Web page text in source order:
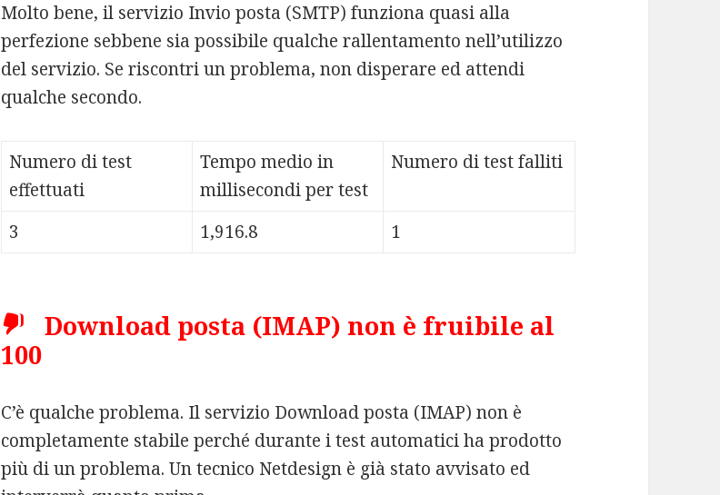
Molto bene, il servizio Invio posta (SMTP) funziona quasi alla
perfezione sebbene sia possibile qualche rallentamento nell’utilizzo
del servizio. Se riscontri un problema, non disperare ed attendi
qualche secondo.
Numero di test
effettuati
Tempo medio in
millisecondi per test
Numero di test falliti
3 1,916.8 1
Download posta (IMAP) non è fruibile al
100
C’è qualche problema. Il servizio Download posta (IMAP) non è
completamente stabile perché durante i test automatici ha prodotto
più di un problema. Un tecnico Netdesign è già stato avvisato ed